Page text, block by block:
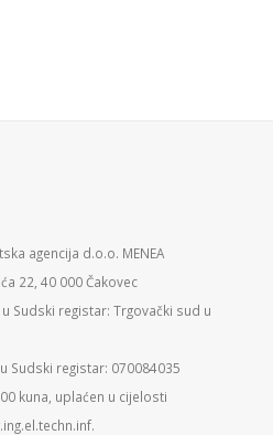
agencija d.o.o. MENEA
22, 40 000 Čakovec
Sudski registar: Trgovački sud u
Sudski registar: 070084035
kuna, uplaćen u cijelosti